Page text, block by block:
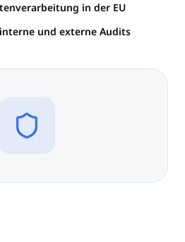
in der EU
und externe Audits